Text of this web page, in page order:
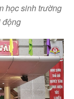
học sinh trường
động